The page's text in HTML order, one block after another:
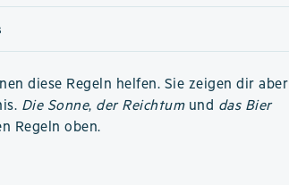
diese Regeln helfen. Sie zeigen dir aber
Die Sonne, der Reichtumund das Bier
Regeln oben.